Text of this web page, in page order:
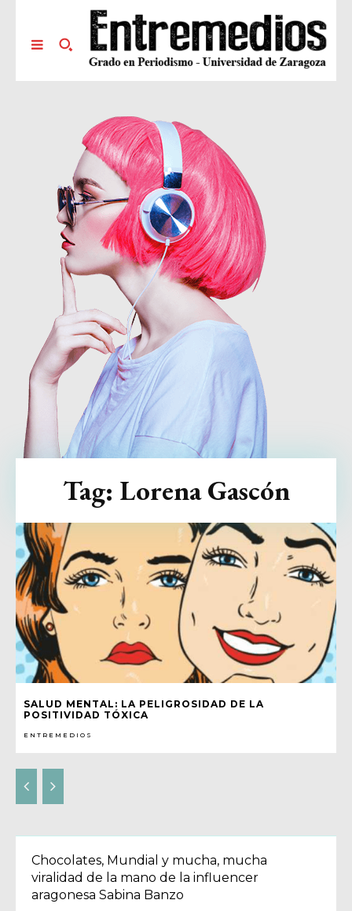
SALUD MENTAL: LA PELIGROSIDAD DE LA
POSITIVIDAD TÓXICA
ENTREMEDIOS
Tag: Lorena Gascón
Chocolates, Mundial y mucha, mucha
viralidad de la mano de la influencer
aragonesa Sabina Banzo